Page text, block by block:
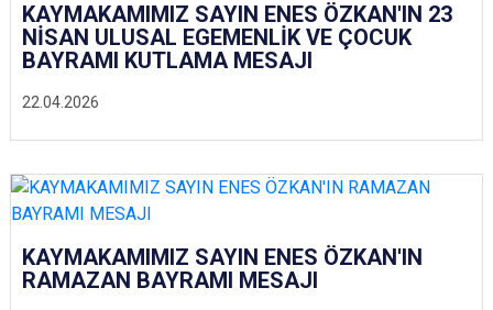
22.04.2026
KAYMAKAMIMIZ SAYIN ENES ÖZKAN'IN 23
NİSAN ULUSAL EGEMENLİK VE ÇOCUK
BAYRAMI KUTLAMA MESAJI
KAYMAKAMIMIZ SAYIN ENES ÖZKAN'IN
RAMAZAN BAYRAMI MESAJI